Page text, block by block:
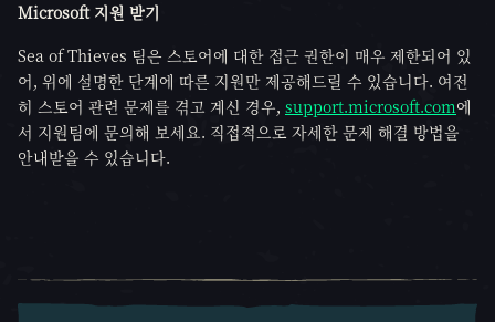
Microsoft 지원 받기
Sea of Thieves 팀은 스토어에 대한 접근 권한이 매우 제한되어 있
어, 위에 설명한 단계에 따른 지원만 제공해드릴 수 있습니다. 여전
히 스토어 관련 문제를 겪고 계신 경우, support.microsoft.com에
서 지원팀에 문의해 보세요. 직접적으로 자세한 문제 해결 방법을
안내받을 수 있습니다.